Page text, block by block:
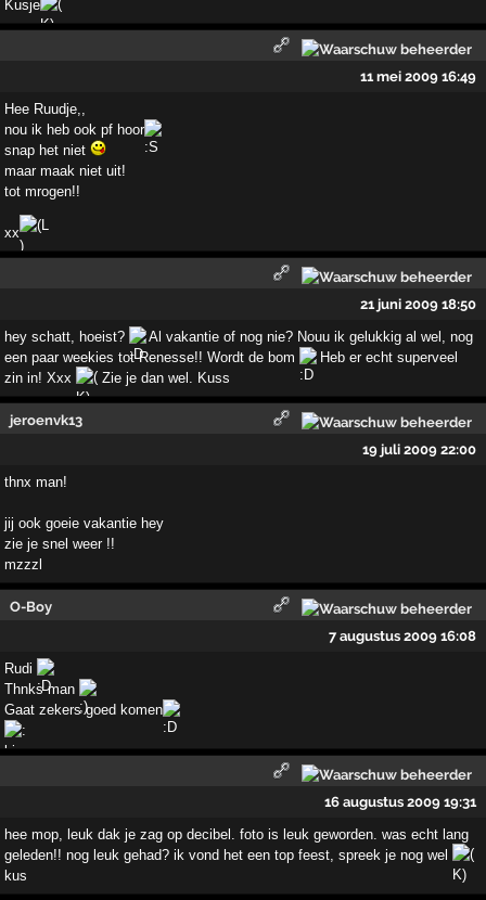
Kusje
11 mei 2009 16:49
Hee Ruudje,,
nou ik heb ook pf hoor
snap het niet
maar maak niet uit!
tot mrogen!!
xx
21 juni 2009 18:50
hey schatt, hoeist?
Al vakantie of nog nie? Nouu ik gelukkig al wel, nog
een paar weekies tot Renesse!! Wordt de bom
Heb er echt superveel
zin in! Xxx
Zie je dan wel. Kuss
jeroenvk13
19 juli 2009 22:00
thnx man!
jij ook goeie vakantie hey
zie je snel weer !!
mzzzl
O-Boy
7 augustus 2009 16:08
Rudi
Thnks man
Gaat zekers goed komen
16 augustus 2009 19:31
hee mop, leuk dak je zag op decibel. foto is leuk geworden. was echt lang
geleden!! nog leuk gehad? ik vond het een top feest, spreek je nog wel
kus